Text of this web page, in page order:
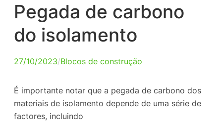
Pegada de carbono
do isolamento
27/10/2023/Blocos de construção
É importante notar que a pegada de carbono dos
materiais de isolamento depende de uma série de
factores, incluindo